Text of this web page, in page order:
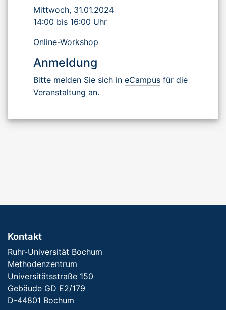
Mittwoch, 31.01.2024
14:00 bis 16:00 Uhr
Online-Workshop
Anmeldung
Bitte melden Sie sich in eCampus für die
Veranstaltung an.
Kontakt
Ruhr-Universität Bochum
Methodenzentrum
Universitätsstraße 150
Gebäude GD E2/179
D-44801 Bochum